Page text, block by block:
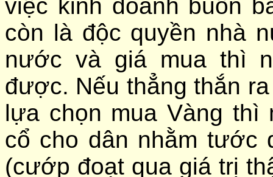
việc kinh doanh buôn
còn là độc quyền nhà
nước và giá mua thì
được. Nếu thẳng thắn
lựa chọn mua Vàng thì
cổ cho dân nhằm tước
(cướp đoạt qua giá trị